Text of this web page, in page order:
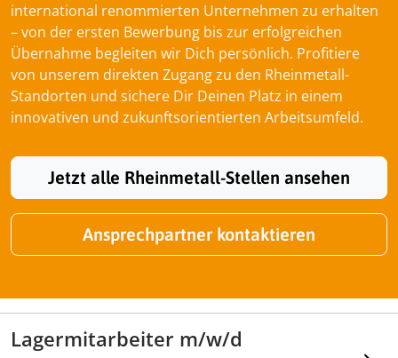
international renommierten Unternehmen zu erhalten
– von der ersten Bewerbung bis zur erfolgreichen
Übernahme begleiten wir Dich persönlich. Profitiere
von unserem direkten Zugang zu den Rheinmetall-
Standorten und sichere Dir Deinen Platz in einem
innovativen und zukunftsorientierten Arbeitsumfeld.
Jetzt alle Rheinmetall-Stellen ansehen
Ansprechpartner kontaktieren
Lagermitarbeiter m/w/d